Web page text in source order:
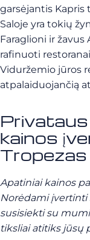
garsėjantis Kapris
Saloje yra tokių
Faraglioni ir
rafinuoti
Viduržemio jūros
atpalaiduojančią
kainos
Tropezas
Apatiniai kainos
Norėdami įvertinti
susisiekti su
tiksliai atitiks jūsų